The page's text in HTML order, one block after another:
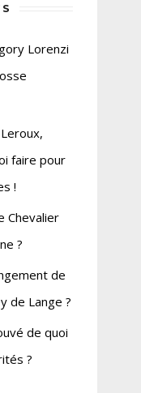
Lorenzi
faire pour
!
Chevalier
?
de
de Lange ?
de quoi
?